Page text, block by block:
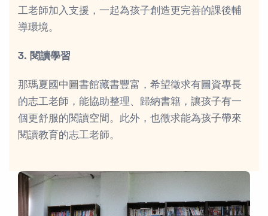
工老師加入支援，一起為孩子創造更完善的課後輔
導環境。
3. 閱讀學習
那瑪夏國中圖書館藏書豐富，希望徵求有圖資專長
的志工老師，能協助整理、歸納書籍，讓孩子有一
個更舒服的閱讀空間。此外，也徵求能為孩子帶來
閱讀教育的志工老師。